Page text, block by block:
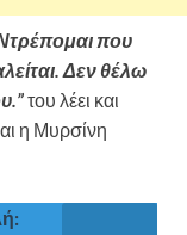
που
Δεν θέλω
του λέει και
η Μυρσίνη